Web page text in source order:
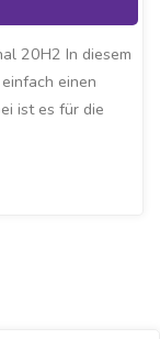
20H2 In diesem
einen
ist es für die